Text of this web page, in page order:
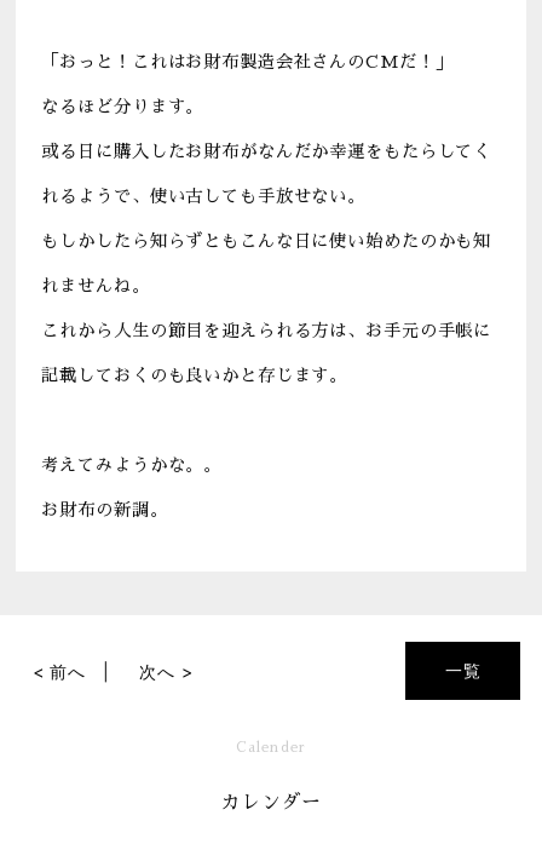
Calender
カレンダー
「おっと！これはお財布製造会社さんのCMだ！」
なるほど分ります。
或る日に購入したお財布がなんだか幸運をもたらしてく
れるようで、使い古しても手放せない。
もしかしたら知らずともこんな日に使い始めたのかも知
れませんね。
これから人生の節目を迎えられる方は、お手元の手帳に
記載しておくのも良いかと存じます。
考えてみようかな。。
お財布の新調。
一覧
< 前へ 次へ >